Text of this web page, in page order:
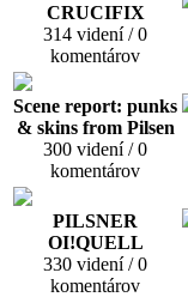
CRUCIFIX
314 videní / 0
komentárov
Scene report: punks
& skins from Pilsen
300 videní / 0
komentárov
PILSNER
OI!QUELL
330 videní / 0
komentárov